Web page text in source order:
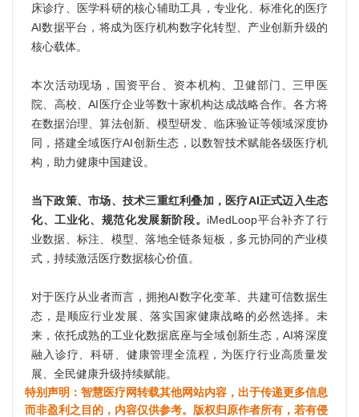
床诊疗、医学科研的核心辅助工具，专业化、标准化的医疗
AI数据平台，将成为医疗机构数字化转型、产业创新升级的
核心载体。
本次活动现场，国资平台、资本机构、卫健部门、三甲医
院、高校、AI医疗企业等数十家机构达成战略合作。各方将
在数据治理、算法创新、模型研发、临床验证等领域深度协
同，搭建全域医疗AI创新生态，以数智技术赋能各级医疗机
构，助力健康中国建设。
当下政策、市场、技术三重红利叠加，医疗AI正式迈入生态
化、工业化、规范化发展新阶段。 iMedLoop平台补齐了行
业数据、标注、模型、落地全链条短板，多元协同的产业模
式，持续激活医疗数据核心价值。
对于医疗从业者而言，拥抱AI数字化变革、共建可信数据生
态，是顺应行业发展、落实国家健康战略的必然选择。未
来，依托成熟的工业化数据底座与全域创新生态，AI将深度
融入诊疗、科研、健康管理全流程，为医疗行业高质量发
展、全民健康升级持续赋能。
特别声明：智慧医疗网转载其他网站内容，出于传递更多信息
而非盈利之目的，内容仅供参考。版权归原作者所有，若有侵